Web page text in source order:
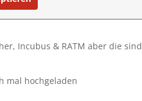
Incubus & RATM aber die
mal hochgeladen